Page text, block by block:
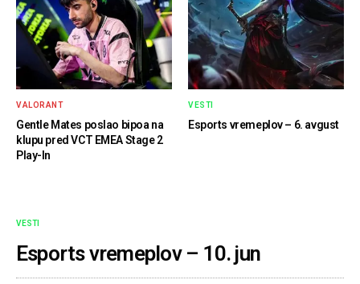
VALORANT
Gentle Mates poslao bipoa na
klupu pred VCT EMEA Stage 2
Play-In
VESTI
Esports vremeplov – 6. avgust
VESTI
Esports vremeplov – 10. jun